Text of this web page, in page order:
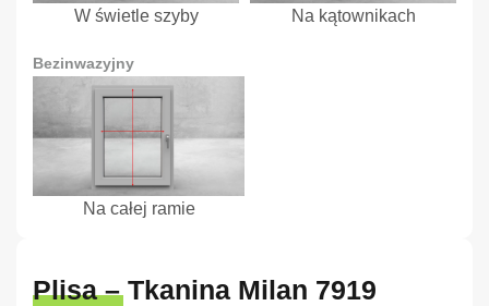
W świetle szyby Na kątownikach
Bezinwazyjny
Na całej ramie
Plisa – Tkanina Milan 7919